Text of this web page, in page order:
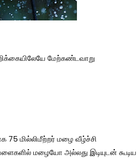
மேற்கண்டவாறு
75 மில்லிமீற்றர் மழை வீழ்ச்சி
மழையோ அல்லது இடியுடன் கூடிய